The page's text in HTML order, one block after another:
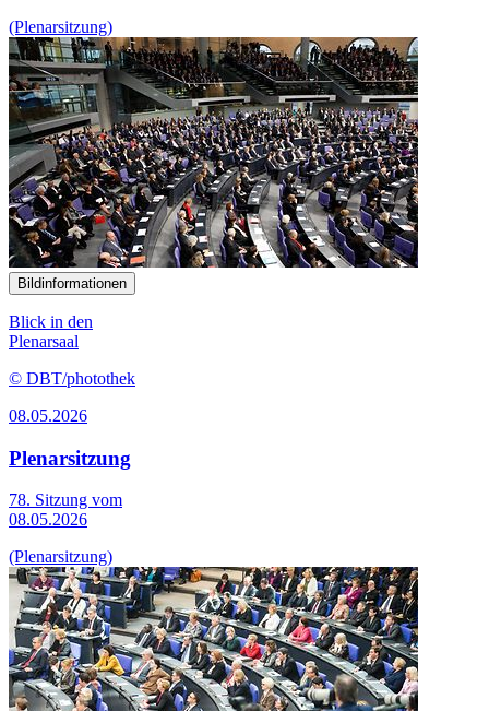
(Plenarsitzung)
Bildinformationen
Blick in den
Plenarsaal
© DBT/photothek
08.05.2026
Plenarsitzung
78. Sitzung vom
08.05.2026
(Plenarsitzung)